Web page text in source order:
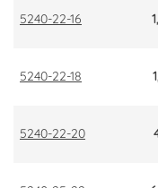
5240-22-16
5240-22-18
5240-22-20